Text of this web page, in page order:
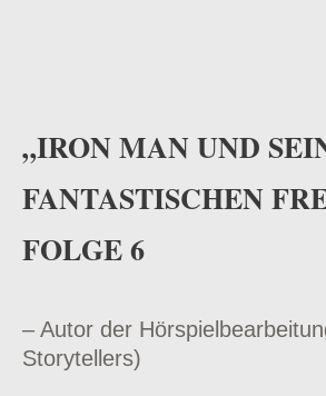
„IRON MAN UND
FANTASTISCHEN
FOLGE 6
– Autor der
Storytellers)